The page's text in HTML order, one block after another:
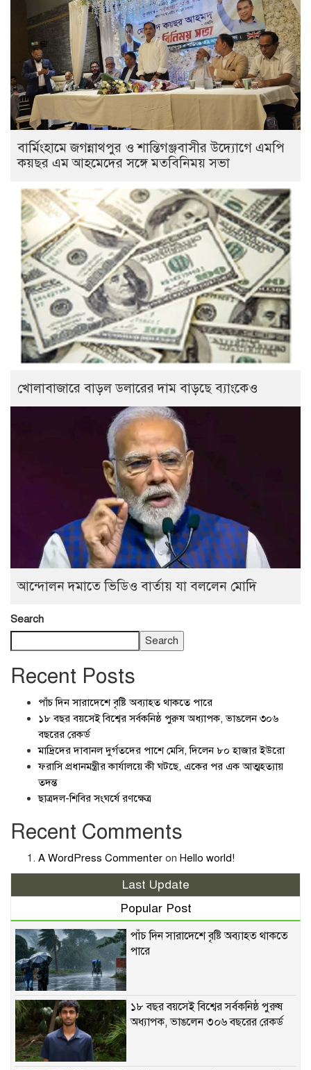
বার্মিংহামে জগন্নাথপুর ও শান্তিগঞ্জবাসীর উদ্যোগে এমপি
কয়ছর এম আহমেদের সঙ্গে মতবিনিময় সভা
খোলাবাজারে বাড়ল ডলারের দাম বাড়ছে ব্যাংকেও
আন্দোলন দমাতে ভিডিও বার্তায় যা বললেন মোদি
Search
Search
Recent Posts
পাঁচ দিন সারাদেশে বৃষ্টি অব্যাহত থাকতে পারে
১৮ বছর বয়সেই বিশ্বের সর্বকনিষ্ঠ পুরুষ অধ্যাপক, ভাঙলেন ৩০৬
বছরের রেকর্ড
মাদ্রিদের দাবানল দুর্গতদের পাশে মেসি, দিলেন ৮০ হাজার ইউরো
ফরাসি প্রধানমন্ত্রীর কার্যালয়ে কী ঘটছে, একের পর এক আত্মহত্যায়
তদন্ত
ছাত্রদল-শিবির সংঘর্ষে রণক্ষেত্র
Recent Comments
A WordPress Commenter on Hello world!
Last Update
Popular Post
পাঁচ দিন সারাদেশে বৃষ্টি অব্যাহত থাকতে
পারে
১৮ বছর বয়সেই বিশ্বের সর্বকনিষ্ঠ পুরুষ
অধ্যাপক, ভাঙলেন ৩০৬ বছরের রেকর্ড